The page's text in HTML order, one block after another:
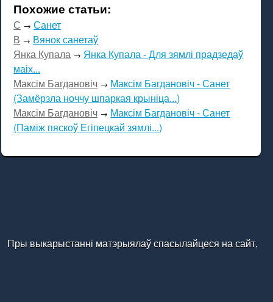
Похожие статьи:
С →Санет
В → Вянок санетаў
Янка Купала → Янка Купала - Для зямлі прадзедаў
маіх...
Максім Багдановіч → Максім Багдановіч - Санет
(Замёрзла ноччу шпаркая крыніца...)
Максім Багдановіч → Максім Багдановіч - Санет
(Паміж пяскоў Егіпецкай зямлі...)
Пры выкарыстанні матэрыялаў спасылайцеся на сайт,